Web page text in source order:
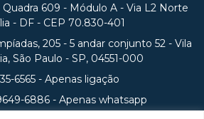
Quadra 609 - Módulo A - Via L2 Norte
- DF - CEP 70.830-401
205 - 5 andar conjunto 52 - Vila
São Paulo - SP, 04551-000
6565 - Apenas ligação
6886 - Apenas whatsapp